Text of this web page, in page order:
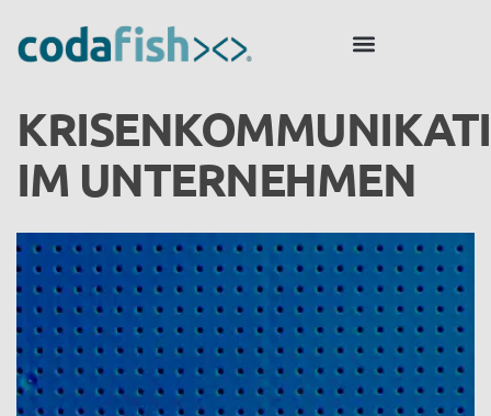
IM UNTERNEHMEN